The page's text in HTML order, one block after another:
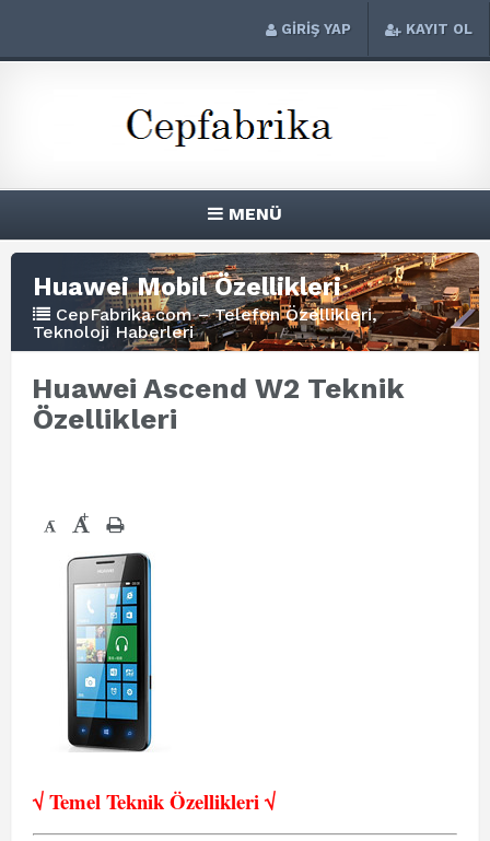
GİRİŞ YAP KAYIT OL
MENÜ
Huawei Mobil Özellikleri
CepFabrika.com – Telefon Özellikleri,
Teknoloji Haberleri
Huawei Ascend W2 Teknik
Özellikleri
- +
√ Temel Teknik Özellikleri √